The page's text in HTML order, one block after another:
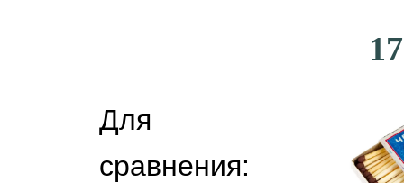
Для
сравнения: